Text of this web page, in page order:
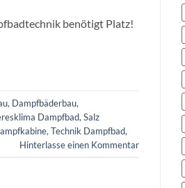
benötigt Platz!
, Dampfbäderbau,
Dampfbad, Salz
, Technik Dampfbad,
Hinterlasse einen Kommentar